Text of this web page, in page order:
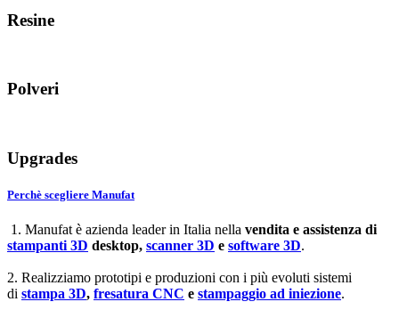
Resine
Polveri
Upgrades
Perchè scegliere Manufat
1. Manufat è azienda leader in Italia nella vendita e assistenza di
stampanti 3D desktop, scanner 3D e software 3D.
2. Realizziamo prototipi e produzioni con i più evoluti sistemi
di stampa 3D, fresatura CNC e stampaggio ad iniezione.